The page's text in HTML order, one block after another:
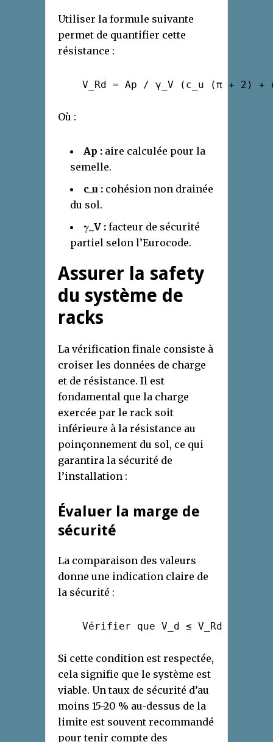
Utiliser la formule suivante
permet de quantifier cette
résistance :
V_Rd = Ap / γ_V (c_u (π + 2) +
Où :
Ap : aire calculée pour la
semelle.
c_u : cohésion non drainée
du sol.
γ_V : facteur de sécurité
partiel selon l’Eurocode.
Assurer la safety
du système de
racks
La vérification finale consiste à
croiser les données de charge
et de résistance. Il est
fondamental que la charge
exercée par le rack soit
inférieure à la résistance au
poinçonnement du sol, ce qui
garantira la sécurité de
l’installation :
Évaluer la marge de
sécurité
La comparaison des valeurs
donne une indication claire de
la sécurité :
    Vérifier que V_d ≤ V_Rd
Si cette condition est respectée,
cela signifie que le système est
viable. Un taux de sécurité d’au
moins 15-20 % au-dessus de la
limite est souvent recommandé
pour tenir compte des